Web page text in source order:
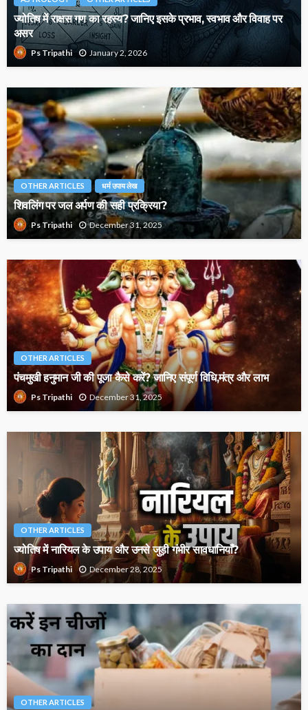
ज्योतिष में राक्षस गण का रहस्य? जानिए इसके प्रभाव, स्वभाव और विवाह पर
असर
Ps Tripathi January 2, 2026
OTHER ARTICLES धर्म उपाय लेख
शिवलिंग पर जल अर्पण की सही प्रक्रिया?
Ps Tripathi December 31, 2025
OTHER ARTICLES
पंचमुखी हनुमान जी की पूजा कैसे करें? जानिए संपूर्ण विधि,मंत्र और लाभ
Ps Tripathi December 31, 2025
OTHER ARTICLES
ज्योतिष में नारियल के उपाय और उनसे जुड़ी गंभीर सावधानियाँ?
Ps Tripathi December 28, 2025
OTHER ARTICLES